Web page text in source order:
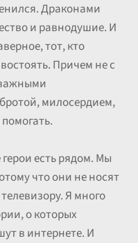
Драконами
и равнодушие. И
тот, кто
Причем не с
милосердием,
есть рядом. Мы
что они не носят
Я много
о которых
в интернете. И